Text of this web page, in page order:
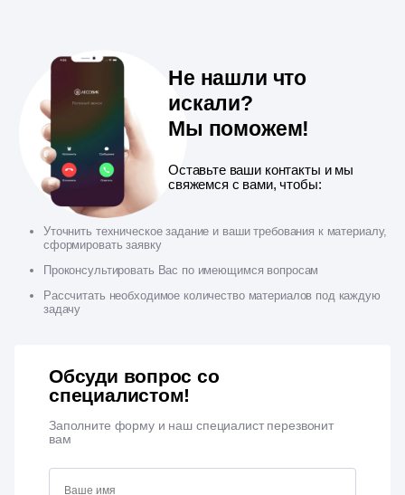
Не нашли что
искали?
Мы поможем!
Оставьте ваши контакты и мы
свяжемся с вами, чтобы:
Уточнить техническое задание и ваши требования к материалу,
сформировать заявку
Проконсультировать Вас по имеющимся вопросам
Рассчитать необходимое количество материалов под каждую
задачу
Обсуди вопрос со
специалистом!
Заполните форму и наш специалист перезвонит
вам